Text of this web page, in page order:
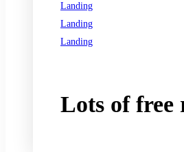
Landing
Landing
Landing
Lots of free